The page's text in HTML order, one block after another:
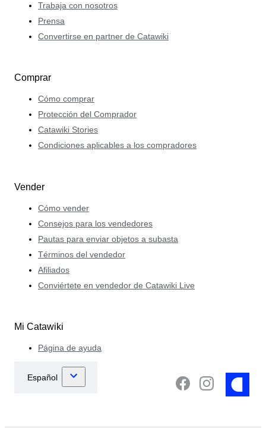
Trabaja con nosotros
Prensa
Convertirse en partner de Catawiki
Comprar
Cómo comprar
Protección del Comprador
Catawiki Stories
Condiciones aplicables a los compradores
Vender
Cómo vender
Consejos para los vendedores
Pautas para enviar objetos a subasta
Términos del vendedor
Afiliados
Conviértete en vendedor de Catawiki Live
Mi Catawiki
Página de ayuda